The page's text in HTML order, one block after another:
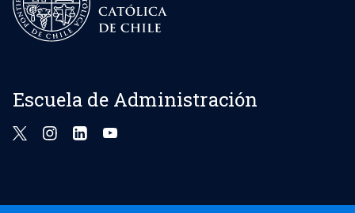
Escuela de Administración